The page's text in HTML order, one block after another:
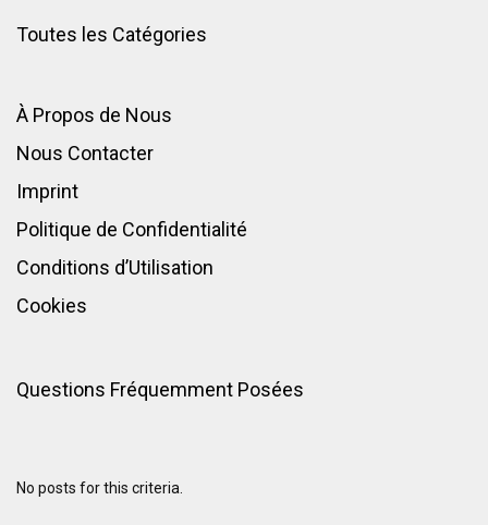
Toutes les Catégories
À Propos de Nous
Nous Contacter
Imprint
Politique de Confidentialité
Conditions d’Utilisation
Cookies
Questions Fréquemment Posées
No posts for this criteria.